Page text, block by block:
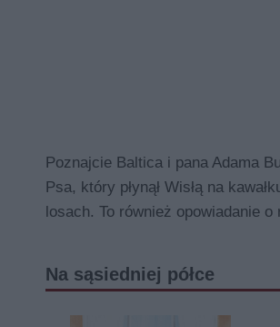
Poznajcie Baltica i pana Adama
Psa, który płynął Wisłą na
losach. To również opowiadanie
Na sąsiedniej półce